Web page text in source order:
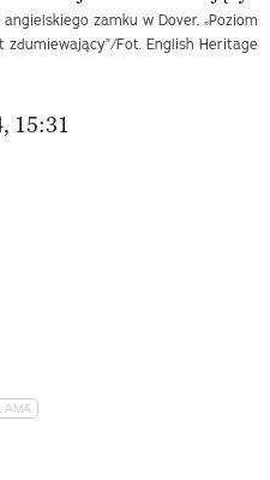
zamku w Dover. „Poziom
zdumiewający”/Fot. English Heritage
15:31